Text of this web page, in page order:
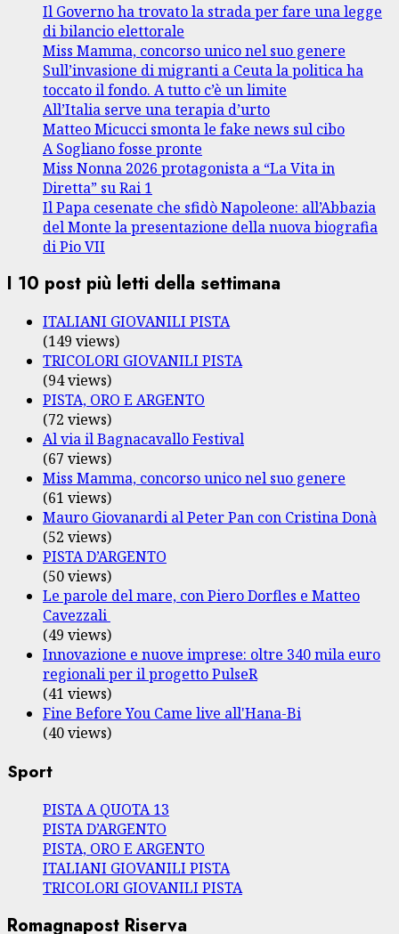
Il Governo ha trovato la strada per fare una legge
di bilancio elettorale
Miss Mamma, concorso unico nel suo genere
Sull’invasione di migranti a Ceuta la politica ha
toccato il fondo. A tutto c’è un limite
All’Italia serve una terapia d’urto
Matteo Micucci smonta le fake news sul cibo
A Sogliano fosse pronte
Miss Nonna 2026 protagonista a “La Vita in
Diretta” su Rai 1
Il Papa cesenate che sfidò Napoleone: all’Abbazia
del Monte la presentazione della nuova biografia
di Pio VII
I 10 post più letti della settimana
ITALIANI GIOVANILI PISTA
(149 views)
TRICOLORI GIOVANILI PISTA
(94 views)
PISTA, ORO E ARGENTO
(72 views)
Al via il Bagnacavallo Festival
(67 views)
Miss Mamma, concorso unico nel suo genere
(61 views)
Mauro Giovanardi al Peter Pan con Cristina Donà
(52 views)
PISTA D’ARGENTO
(50 views)
Le parole del mare, con Piero Dorfles e Matteo
Cavezzali
(49 views)
Innovazione e nuove imprese: oltre 340 mila euro
regionali per il progetto PulseR
(41 views)
Fine Before You Came live all'Hana-Bi
(40 views)
Sport
PISTA A QUOTA 13
PISTA D’ARGENTO
PISTA, ORO E ARGENTO
ITALIANI GIOVANILI PISTA
TRICOLORI GIOVANILI PISTA
Romagnapost Riserva